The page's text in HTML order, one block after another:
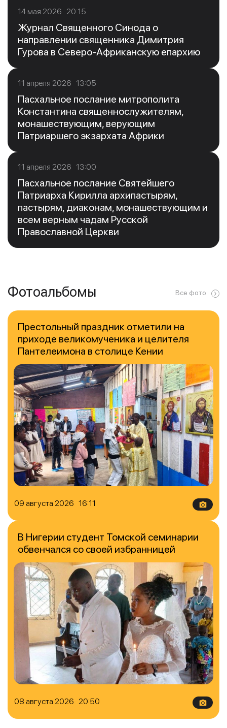
14 мая 2026 20:15
Журнал Священного Синода о
направлении священника Димитрия
Гурова в Северо-Африканскую епархию
11 апреля 2026 13:05
Пасхальное послание митрополита
Константина священнослужителям,
монашествующим, верующим
Патриаршего экзархата Африки
11 апреля 2026 13:00
Пасхальное послание Святейшего
Патриарха Кирилла архипастырям,
пастырям, диаконам, монашествующим и
всем верным чадам Русской
Православной Церкви
Фотоальбомы Все фото
09 августа 2026 16:11
Престольный праздник отметили на
приходе великомученика и целителя
Пантелеимона в столице Кении
08 августа 2026 20:50
В Нигерии студент Томской семинарии
обвенчался со своей избранницей